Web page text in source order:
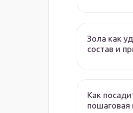
Зола как
состав и
Как
пошаговая